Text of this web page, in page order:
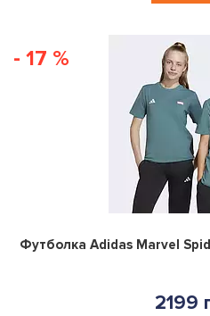
- 17 %
Футболка Adidas Marvel
2199